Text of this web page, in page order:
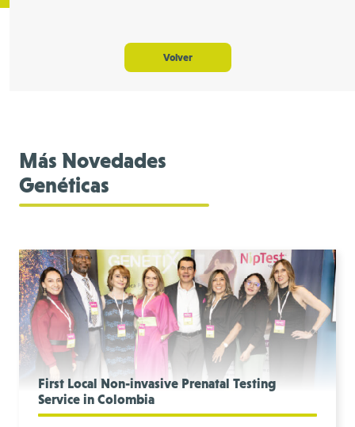
Volver
Más Novedades
Genéticas
First Local Non-invasive Prenatal Testing
Service in Colombia